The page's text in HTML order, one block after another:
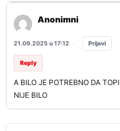
Anonimni
21.09.2025 u 17:12 · Prijavi
Reply
A BILO JE POTREBNO DA
NIJE BILO